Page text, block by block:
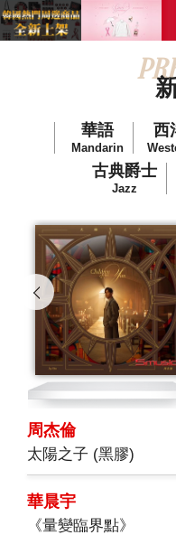
華語
Mandarin
西
古典爵士
Jazz
周杰倫
太陽之子 (黑膠)
華晨宇
《量變臨界點》